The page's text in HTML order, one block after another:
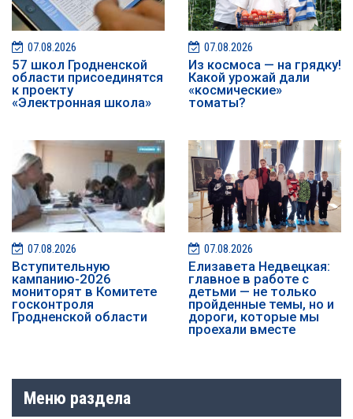
07.08.2026
57 школ Гродненской
области присоединятся
к проекту
«Электронная школа»
07.08.2026
Из космоса — на грядку!
Какой урожай дали
«космические»
томаты?
07.08.2026
️️Вступительную
кампанию-2026
мониторят в Комитете
госконтроля
Гродненской области
07.08.2026
Елизавета Недвецкая:
главное в работе с
детьми — не только
пройденные темы, но и
дороги, которые мы
проехали вместе
Меню раздела